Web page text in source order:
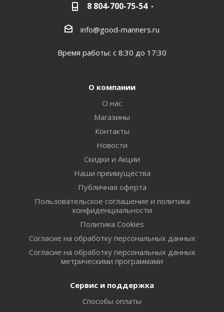
8 804-700-75-54
info@good-manners.ru
Время работы: с 8:30 до 17:30
О компании
О нас
Магазины
Контакты
Новости
Скидки и Акции
Наши преимущества
Публичная оферта
Пользовательское соглашение и политика
конфиденциальности
Политика Cookies
Согласие на обработку персональных данных
Согласие на обработку персональных данных
метрическими программами
Сервис и поддержка
Способы оплаты